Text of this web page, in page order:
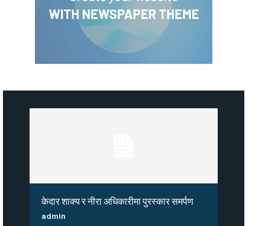
केदार शाक्य र नीरा अधिकारीमा पुरस्कार समर्पण
admin